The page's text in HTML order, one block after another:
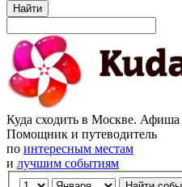
Найти
Куда сходить в Москве. Афиша
Помощник и путеводитель
по интересным местам
и лучшим событиям